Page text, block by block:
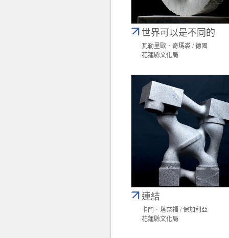
世界可以是不同的
瓦勒里歐．奇瑪裘 / 德國
花蓮縣文化局
連結
卡門．塔奈福 / 保加利亞
花蓮縣文化局